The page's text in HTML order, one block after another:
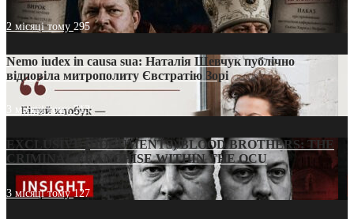
2 місяці тому 295
Nemo iudex in causa sua: Наталія Шевчук публічно
відповіла митрополиту Євстратію Зорі
3 місяці тому213
EXCLUSIVE (DOCUMENTS)/BLOOD BROTHERS: THE
CRIMINAL FRANCHISE WITHIN THE OCU
3 місяці тому127